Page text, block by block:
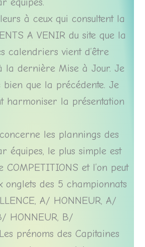
à ceux qui consultent la
A VENIR du site que la
calendriers vient d’être
la dernière Mise à Jour. Je
bien que la précédente. Je
harmoniser la présentation
les plannings des
équipes, le plus simple est
COMPETITIONS et l’on peut
onglets des 5 championnats
A/ HONNEUR, A/
HONNEUR, B/
prénoms des Capitaines